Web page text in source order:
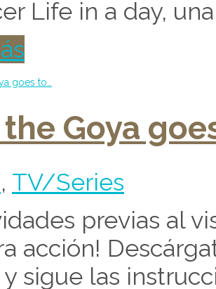
Life in a day,
Goya
, TV/Series
previas al
acción!
sigue las